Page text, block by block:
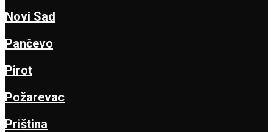
Novi Sad
Pančevo
Pirot
Požarevac
Priština